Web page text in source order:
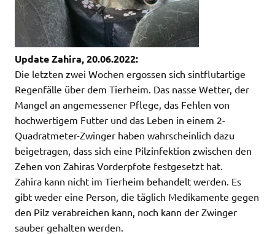
Update Zahira, 20.06.2022:
Die letzten zwei Wochen ergossen sich sintflutartige
Regenfälle über dem Tierheim. Das nasse Wetter, der
Mangel an angemessener Pflege, das Fehlen von
hochwertigem Futter und das Leben in einem 2-
Quadratmeter-Zwinger haben wahrscheinlich dazu
beigetragen, dass sich eine Pilzinfektion zwischen den
Zehen von Zahiras Vorderpfote festgesetzt hat.
Zahira kann nicht im Tierheim behandelt werden. Es
gibt weder eine Person, die täglich Medikamente gegen
den Pilz verabreichen kann, noch kann der Zwinger
sauber gehalten werden.